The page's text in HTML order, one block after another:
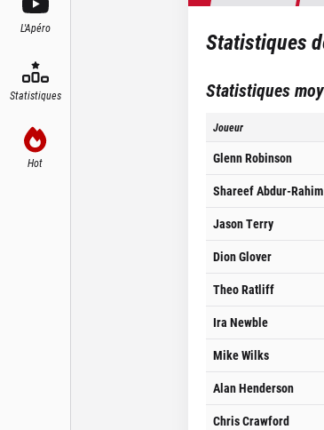
L'Apéro
Statistiques
Hot
Statistiques
Statistiques
Joueur
Glenn Robinson
Shareef Abdur-Rahim
Jason Terry
Dion Glover
Theo Ratliff
Ira Newble
Mike Wilks
Alan Henderson
Chris Crawford